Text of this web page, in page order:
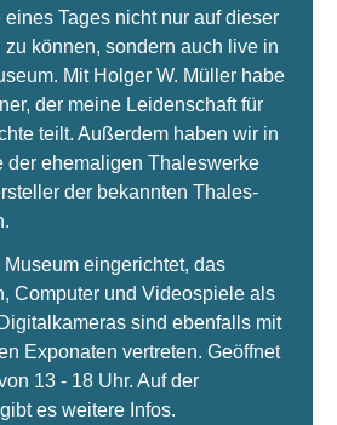
Tages nicht nur auf dieser
können, sondern auch live in
Mit Holger W. Müller habe
der meine Leidenschaft für
teilt. Außerdem haben wir in
der ehemaligen Thaleswerke
der bekannten Thales-
eingerichtet, das
Computer und Videospiele als
sind ebenfalls mit
Exponaten vertreten. Geöffnet
13 - 18 Uhr. Auf der
es weitere Infos.